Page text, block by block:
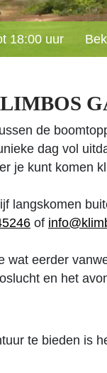
18:00 uur
de
dag vol
je kunt komen
langskomen
of
wat eerder
en het
te bieden is